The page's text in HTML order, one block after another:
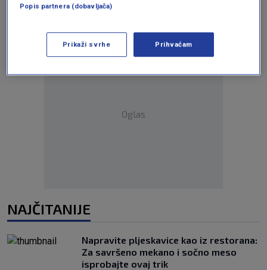
Oglas
NAJČITANIJE
Napravite pljeskavice kao iz restorana:
Za savršeno mekano i sočno meso
isprobajte ovaj trik
Popis partnera (dobavljača)
Prikaži svrhe Prihvaćam